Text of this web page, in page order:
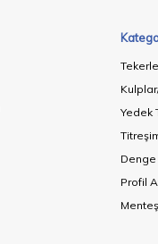
Yedek
Denge
Profil